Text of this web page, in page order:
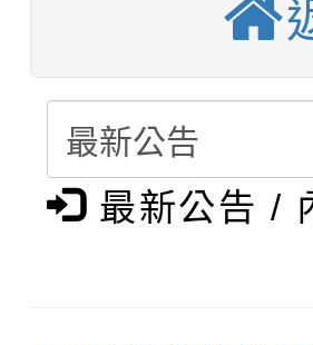
動
「我的減碳
評審委員會
員會」之票
【甄選結果(
學年度第1
【甄選結果(
學年度第1
【甄選結果
最新公告 /